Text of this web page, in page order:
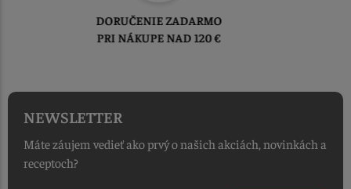
TOVAR ODOSIELAME
DO 1-2 PRACOVNÝCH DNÍ
NEWSLETTER
Máte záujem vedieť ako prvý o našich akciách, novinkách a
receptoch?